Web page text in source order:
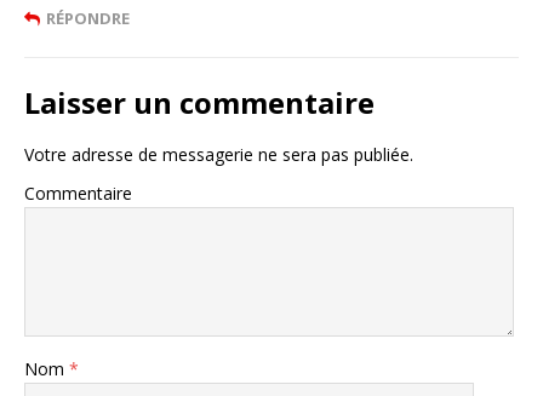
RÉPONDRE
Laisser un commentaire
Votre adresse de messagerie ne sera pas publiée.
Commentaire
Nom *